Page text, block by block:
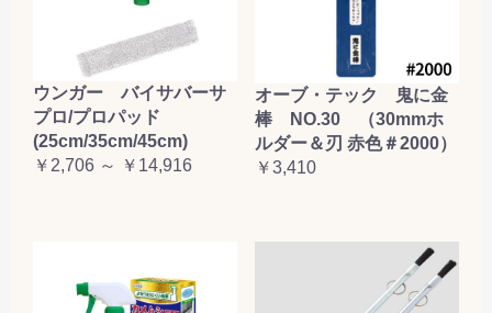
ウンガー バイサバーサ
プロ/プロパッド
(25cm/35cm/45cm)
￥2,706 ～ ￥14,916
オーブ・テック 鬼に金
棒 NO.30 （30mmホ
ルダー＆刃 赤色＃2000）
￥3,410